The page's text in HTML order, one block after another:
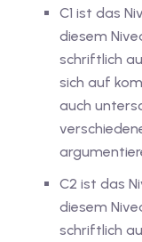
mit
mit Gutschein
mit
Deutschkurse mit
C1 ist das
diesem
schriftlich
sich auf
auch
C2 ist das
diesem
schriftlich